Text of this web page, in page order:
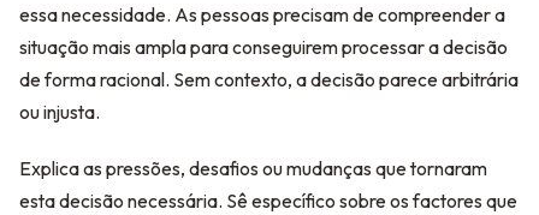
essa necessidade. As pessoas precisam de compreender a
situação mais ampla para conseguirem processar a decisão
de forma racional. Sem contexto, a decisão parece arbitrária
ou injusta.
Explica as pressões, desafios ou mudanças que tornaram
esta decisão necessária. Sê específico sobre os factores que